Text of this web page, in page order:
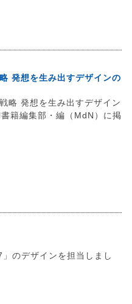
発想を生み出すデザインの
略 発想を生み出すデザイン
籍編集部・編（MdN）に掲
」のデザインを担当しまし